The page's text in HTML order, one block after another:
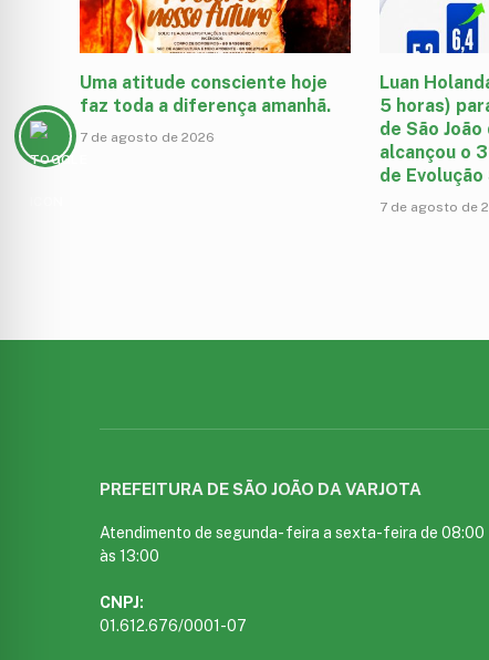
Uma atitude consciente hoje
faz toda a diferença amanhã.
7 de agosto de 2026
Luan
5 horas)
de São
alcançou o
de
7 de agosto de
PREFEITURA DE SÃO JOÃO DA VARJOTA
Atendimento de segunda- feira a sexta-feira de 08:00
às 13:00
CNPJ:
01.612.676/0001-07